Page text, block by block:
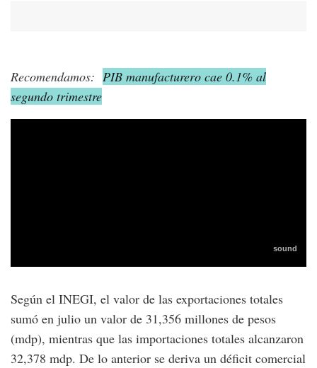
Recomendamos: PIB manufacturero cae 0.1% al
segundo trimestre
Según el INEGI, el valor de las exportaciones totales
sumó en julio un valor de 31,356 millones de pesos
(mdp), mientras que las importaciones totales alcanzaron
32,378 mdp. De lo anterior se deriva un déficit comercial